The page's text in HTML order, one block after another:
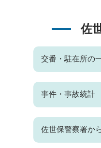
佐
交番・駐在所の
事件・事故統計
佐世保警察署か